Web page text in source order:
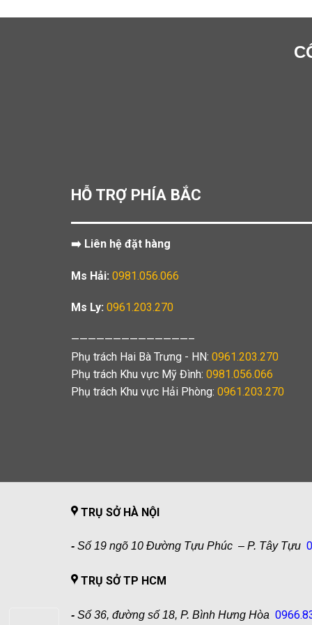
HỖ TRỢ PHÍA BẮC
➡️ Liên hệ đặt hàng
Ms Hải: 0981.056.066
Ms Ly: 0961.203.270
——————————————–
Phụ trách Hai Bà Trưng - HN: 0961.203.270
Phụ trách Khu vực Mỹ Đình: 0981.056.066
Phụ trách Khu vực Hải Phòng: 0961.203.270
TRỤ SỞ HÀ NỘI
- Số 19 ngõ 10 Đường Tựu Phúc – P. Tây Tựu
TRỤ SỞ TP HCM
- Số 36, đường số 18, P. Bình Hưng Hòa